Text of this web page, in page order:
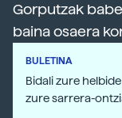
Gorputzak
baina osaera
BULETINA
Bidali zure
zure sarrera-